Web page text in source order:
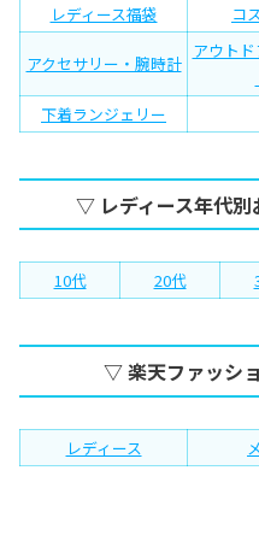
レディース福袋
コ
アクセサリー・腕時計
アウト
下着ランジェリー
▽ レディース年代別
10代 20代
▽ 楽天ファッシ
レディース